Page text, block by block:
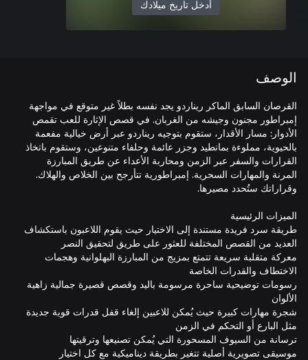
أدخل تاريخ ميلادك
الوصف
القرصان السابق الماكر ريناردو يجد نفسه بطلاً غير متوقع في مواجهة
إمبراطور مجنون وجيشه من الغربان. في قصص الإثارة للعب تقمص
الأدوار: مسار الأقدار، ستقوم بتوجيه ريناردو عبر أرض خيالية مفعمة
بالحيوية، مملوءة بمانطيد وجزر عائمة وحلفاء متنوعين، وستقوم باتخاذ
القرارات والسفر عبر الزمن ومحاربة الأعداء عن طريق المبارزة
المرنة والمهارات السحرية. إمبراطورية تتأرجح بين الخلاص والهلاك.
طريقة سرد فريدة مستندة إلى الاختيار حيث يقوم اللاعبون باستكشاف
معركة متقلبة سريعة تتمتع بمزيج من المبارزة البهلوانية وهجمات
رسومات توضيحية ساحرة مرسومة باليد وقصص قصيرة جمالية زاهية
شجرة مهارات كبيرة حيث يُمكن للاعبين إلغاء قفل قدرات قوية جديدة
موسيقى تصويرية أصلية تتغير بطريقة ديناميكية مع كل اختيار